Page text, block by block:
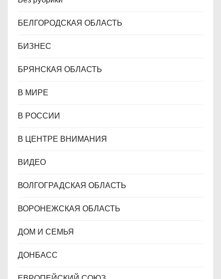
БЕЛГОРОДСКАЯ ОБЛАСТЬ
БИЗНЕС
БРЯНСКАЯ ОБЛАСТЬ
В МИРЕ
В РОССИИ
В ЦЕНТРЕ ВНИМАНИЯ
ВИДЕО
ВОЛГОГРАДСКАЯ ОБЛАСТЬ
ВОРОНЕЖСКАЯ ОБЛАСТЬ
ДОМ И СЕМЬЯ
ДОНБАСС